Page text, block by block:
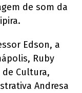
de som da
Edson, a
Ruby
Cultura,
Andresa